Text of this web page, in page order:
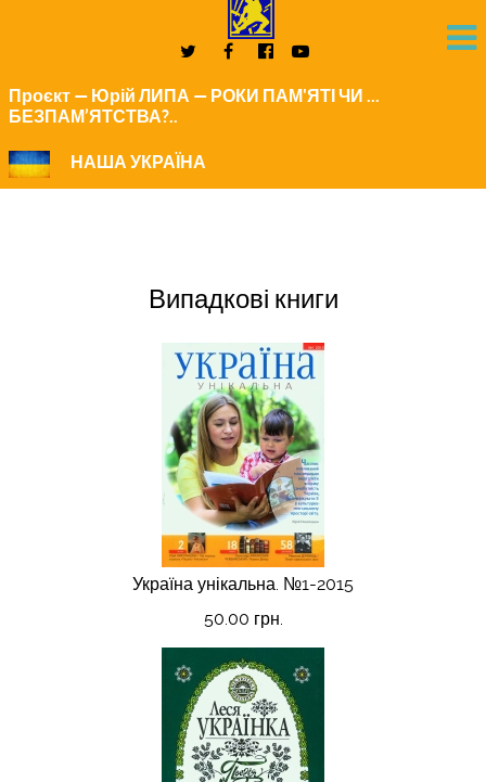
Проєкт — Юрій ЛИПА — РОКИ ПАМ'ЯТІ ЧИ ...
БЕЗПАМ’ЯТСТВА?..
НАША УКРАЇНА
Випадкові книги
Україна унікальна. №1-2015
50.00 грн.